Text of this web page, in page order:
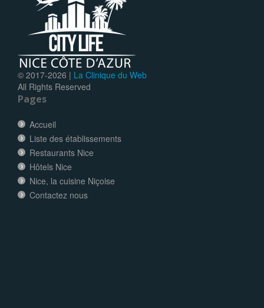
© 2017-2026 | La Clinique du Web
All Rights Reserved
Pages
Accueil
Liste des établissements
Restaurants Nice
Hôtels Nice
Nice, la cuisine Niçoise
Contactez nous